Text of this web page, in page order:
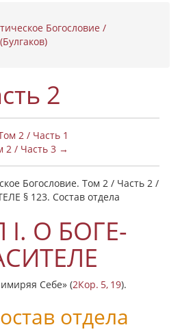
Богословие /
2
2 / Часть 1
2 / Часть 3 →
Богословие. Том 2 / Часть 2 /
§ 123. Состав отдела
I. О БОГЕ-
Себе» (2Кор. 5, 19).
отдела